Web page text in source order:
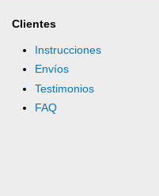
Clientes
Instrucciones
Envíos
Testimonios
FAQ